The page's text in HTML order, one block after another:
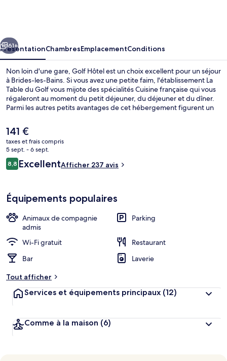
Suivant
61+
PrésentationChambresEmplacementConditions
Non loin d'une gare, Golf Hôtel est un choix excellent pour un séjour
à Brides-les-Bains. Si vous avez une petite faim, l'établissement La
Table du Golf vous mijote des spécialités Cuisine française qui vous
régaleront au moment du petit déjeuner, du déjeuner et du dîner.
Parmi les autres petits avantages de cet hébergement figurent un
bien en ce qui concerne le personnel attentionné.
Le
prix
actuel
est
de
141 €
taxes et frais compris
5 sept. - 6 sept.
Avis
voyageurs
8,88,8 sur 10
ExcellentAfficher 237 avis
Équipements populaires
Animaux de compagnie
admis
Parking
Wi-Fi gratuit
Restaurant
Bar
Laverie
Tout afficher
Services et équipements principaux (12)
Comme à la maison (6)